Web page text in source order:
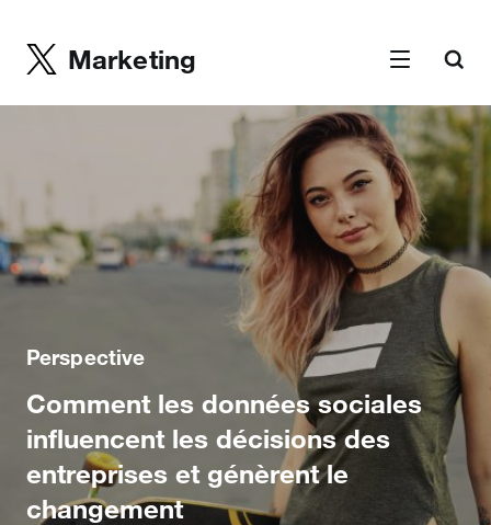
Marketing
Perspective
Comment les données sociales
influencent les décisions des
entreprises et génèrent le
changement